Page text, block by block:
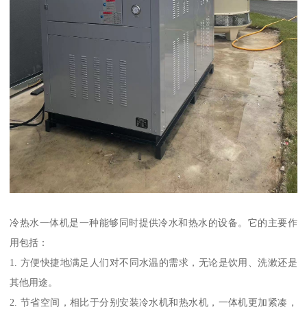
冷热水一体机是一种能够同时提供冷水和热水的设备。它的主要作
用包括：
1. 方便快捷地满足人们对不同水温的需求，无论是饮用、洗漱还是
其他用途。
2. 节省空间，相比于分别安装冷水机和热水机，一体机更加紧凑，